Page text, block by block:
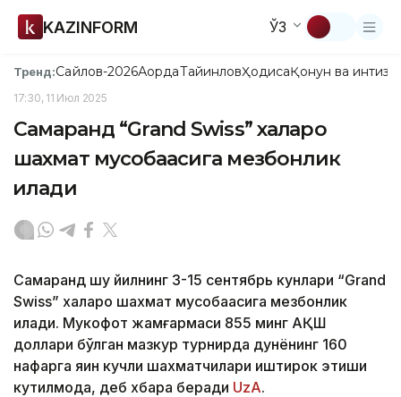
KAZINFORM ЎЗ
Тренд:Сайлов-2026АқордаТайинловҲодисаҚонун ва
17:30, 11 Июл 2025
Самарқанд “Grand Swiss” халқаро
шахмат мусобақасига мезбонлик
қилади
Самарқанд шу йилнинг 3-15 сентябрь кунлари “Grand
Swiss” халқаро шахмат мусобақасига мезбонлик
қилади. Мукофот жамғармаси 855 минг АҚШ
доллари бўлган мазкур турнирда дунёнинг 160
нафарга яқин кучли шахматчилари иштирок этиши
кутилмоқда, деб хбара беради UzA.